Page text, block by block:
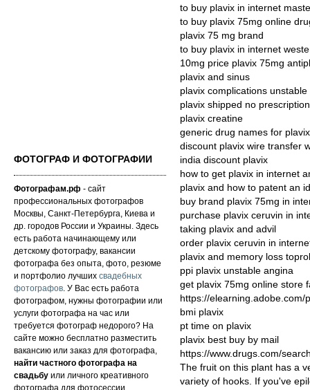
ФОТОГРАФ И ФОТОГРАФИИ
Фотографам.рф - сайт
профессиональных фотографов
Москвы, Санкт-Петербурга, Киева и
др. городов России и Украины. Здесь
есть работа начинающему или
детскому фотографу, вакансии
фотографа без опыта, фото, резюме
и портфолио лучших свадебных
фотографов. У Вас есть работа
фотографом, нужны фотографии или
услуги фотографа на час или
требуется фотограф недорого? На
сайте можно бесплатно разместить
вакансию или заказ для фотографа,
найти частного фотографа на
свадьбу или личного креативного
фотографа для фотосессии
to buy plavix in internet
to buy plavix 75mg online
plavix 75 mg brand
to buy plavix in internet
10mg price plavix 75mg
plavix and sinus
plavix complications unstable
plavix shipped no prescription
plavix creatine
generic drug names for
discount plavix wire transfer
india discount plavix
how to get plavix in internet
plavix and how to patent an
buy brand plavix 75mg in
purchase plavix ceruvin in
taking plavix and advil
order plavix ceruvin in
plavix and memory loss
ppi plavix unstable angina
get plavix 75mg online store
https://elearning.adobe.com/
bmi plavix
pt time on plavix
plavix best buy by mail
https://www.drugs.com/
The fruit on this plant has a
variety of hooks. If you've